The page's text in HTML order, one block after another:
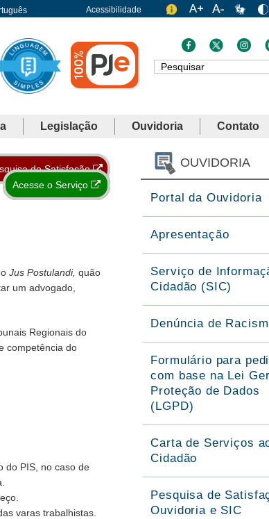
Acessibilidade
Busca
Legislação Ouvidoria Contato
de Satisfação
Acesse o Serviço
Jus Postulandi, quão
um advogado,
Regionais do
competência do
do PIS, no caso de
varas trabalhistas.
OUVIDORIA
Portal da Ouvidoria
Apresentação
Serviço de
Cidadão (SIC)
Denúncia de
Formulário para
com base na Lei
Proteção de Dados
(LGPD)
Carta de Serviços
Cidadão
Pesquisa de
Ouvidoria e SIC